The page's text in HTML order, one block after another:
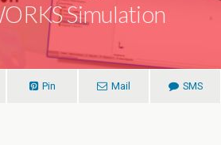
Simulation
Pin Mail SMS